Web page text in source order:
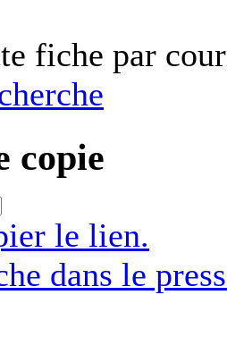
fiche par
copie
le lien.
dans le